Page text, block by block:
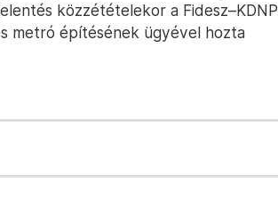
közzétételekor a Fidesz–KDNP
metró építésének ügyével hozta